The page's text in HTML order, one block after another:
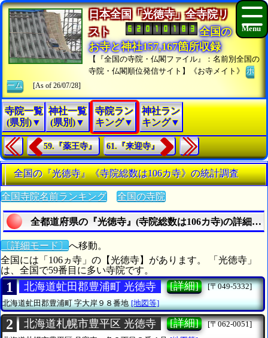
日本全国「光徳寺」全寺院リ
スト
全国の
お寺と神社157,167箇所収録
【『全国の寺院・仏閣ファイル』：名前別全国の
寺院・仏閣順位発信サイト】《お寺メイト》ホ
ーム
[As of 26/07/28]
寺院一覧
(県別)▼
神社一覧
(県別)▼
寺院ラン
キング▼
神社ラン
キング▼
59.『薬王寺』 61.『来迎寺』
全国の『光徳寺』《寺院総数は106カ寺》の統計調査
全国寺院名前ランキング 全国の寺院
全都道府県の『光徳寺』(寺院総数は106カ寺)の詳細リ
〔詳細モード〕 へ移動。
全国には「106ヵ寺」の【光徳寺】があります。 「光徳寺」
は、全国で59番目に多い寺院です。
1 北海道虻田郡豊浦町 光徳寺 [詳細]
[〒049-5332]
北海道虻田郡豊浦町字大岸９８番地 [地図等]
2 北海道札幌市豊平区 光徳寺 [詳細]
[〒062-0051]